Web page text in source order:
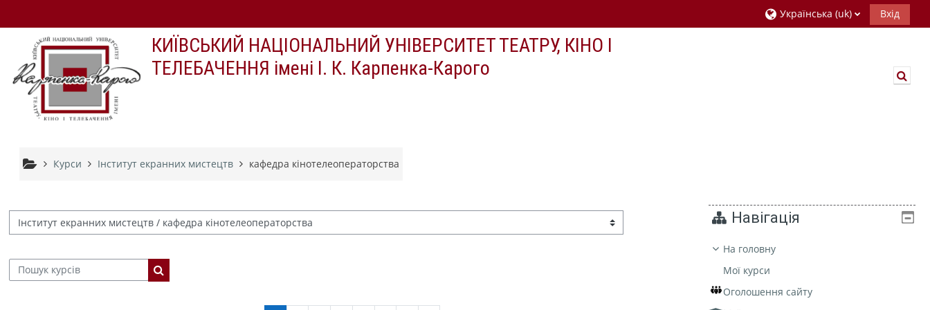
Українська ‎(uk)‎ Вхід
КИЇВСЬКИЙ НАЦІОНАЛЬНИЙ УНІВЕРСИТЕТ ТЕАТРУ, КIНО І
ТЕЛЕБАЧЕННЯ іменi І. К. Карпенка-Карого
Курси Інститут екранних мистецтв кафедра кінотелеоператорства
курсів
Пошук курсів
Пошук курсів
Навігація
На головну
Мої курси
Оголошення сайту